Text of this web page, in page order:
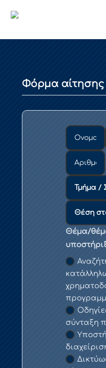
Φόρμα
Θέμα/
σύνταξη